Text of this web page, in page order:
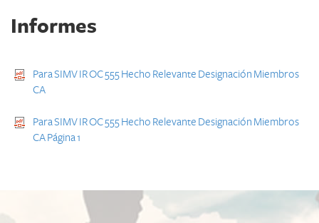
Informes
Para SIMV IR OC 555 Hecho Relevante Designación Miembros
CA
Para SIMV IR OC 555 Hecho Relevante Designación Miembros
CA Página 1